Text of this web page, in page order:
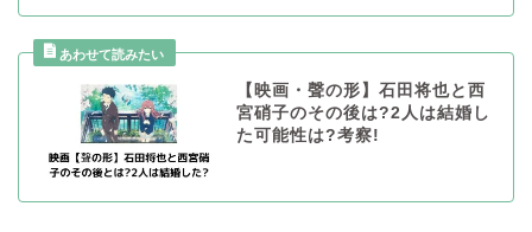
【映画・聲の形】石田将也と西
宮硝子のその後は?2人は結婚し
た可能性は?考察!